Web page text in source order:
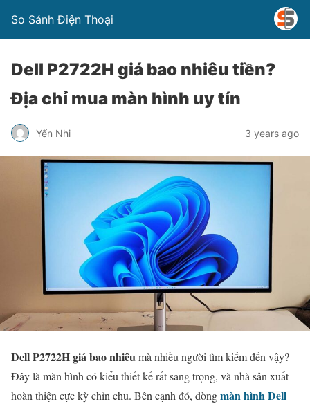
So Sánh Điện Thoại
Dell P2722H giá bao nhiêu tiền?
Địa chỉ mua màn hình uy tín
Yến Nhi 3 years ago
Dell P2722H giá bao nhiêumà nhiều người tìm kiếm đến vậy?
Đây là màn hình có kiểu thiết kế rất sang trọng, và nhà sản xuất
hoàn thiện cực kỳ chỉn chu. Bên cạnh đó, dòngmàn hình Dell